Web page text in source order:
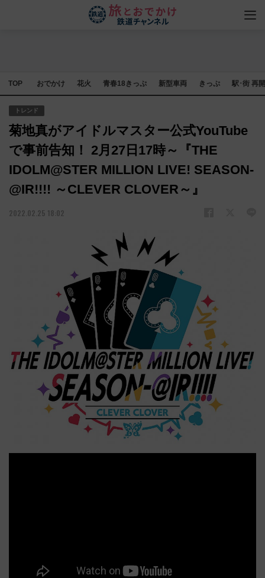
TOP おでかけ 花火 青春18きっぷ 新型車両 きっぷ 駅･街 再
トレンド
菊地真がアイドルマスター公式YouTube
で事前告知！ 2月27日17時～『THE
IDOLM@STER MILLION LIVE! SEASON-
@IR!!!! ～CLEVER CLOVER～』
2022.02.25 18:02